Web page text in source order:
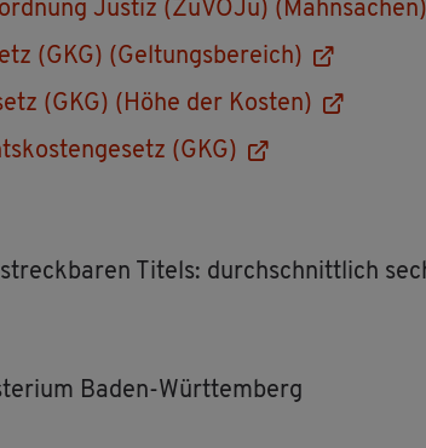
Jus­tiz (Zu­VO­Ju) (Mahn­sa­chen)
(GKG) (Gel­tungs­be­reich)
(GKG) (Höhe der Kos­ten)
(GKG)
Ti­tels: durch­schnitt­lich
Baden-Würt­tem­berg